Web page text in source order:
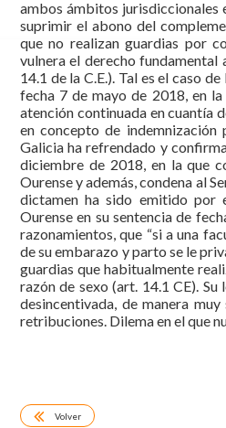
ambos ámbitos jurisdiccionales
suprimir el abono del
que no realizan guardias por
vulnera el derecho
14.1 de la C.E.). Tal es el caso
fecha 7 de mayo de 2018, en
atención continuada en cuantía
en concepto de indemnización
Galicia ha refrendado y
diciembre de 2018, en la que
Ourense y además, condena al
dictamen ha sido emitido por
Ourense en su sentencia de
razonamientos, que “si a una
de su embarazo y parto se le
guardias que habitualmente
razón de sexo (art. 14.1 CE).
desincentivada, de manera
retribuciones. Dilema en el que
Volver